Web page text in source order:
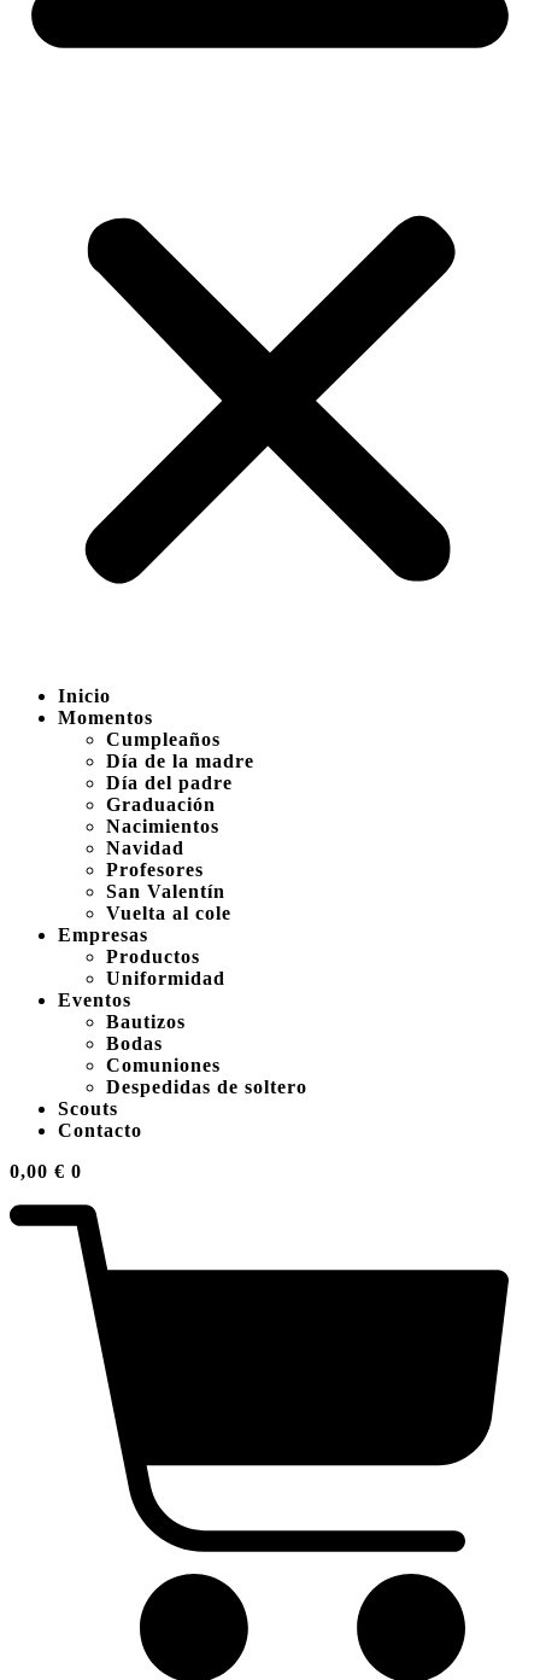
Inicio
Momentos
Cumpleaños
Día de la madre
Día del padre
Graduación
Nacimientos
Navidad
Profesores
San Valentín
Vuelta al cole
Empresas
Productos
Uniformidad
Eventos
Bautizos
Bodas
Comuniones
Despedidas de soltero
Scouts
Contacto
0,00 € 0